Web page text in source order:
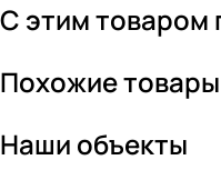
С этим товаром
Похожие товары
Наши объекты